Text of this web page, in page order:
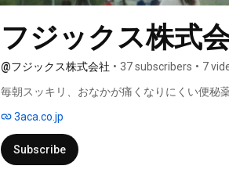
フジックス株式
@フジックス株式会社 • 37 subscribers • 7
毎朝スッキリ、おなかが痛くなりにくい便秘
3aca.co.jp
Subscribe